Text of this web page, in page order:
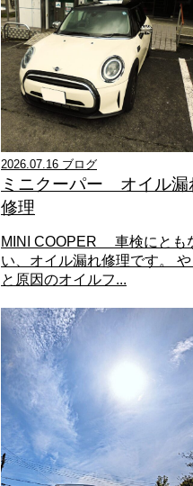
2026.07.16 ブログ
ミニクーパー オイル漏
修理
MINI COOPER 車検にとも
い、オイル漏れ修理です。 や
と原因のオイルフ...